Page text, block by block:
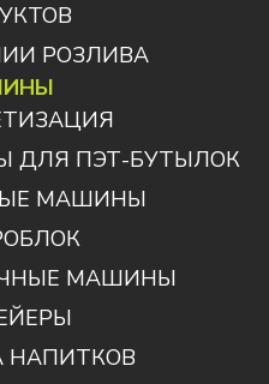
РОЗЛИВА
ДЛЯ ПЭТ-БУТЫЛОК
МАШИНЫ
МАШИНЫ
НАПИТКОВ